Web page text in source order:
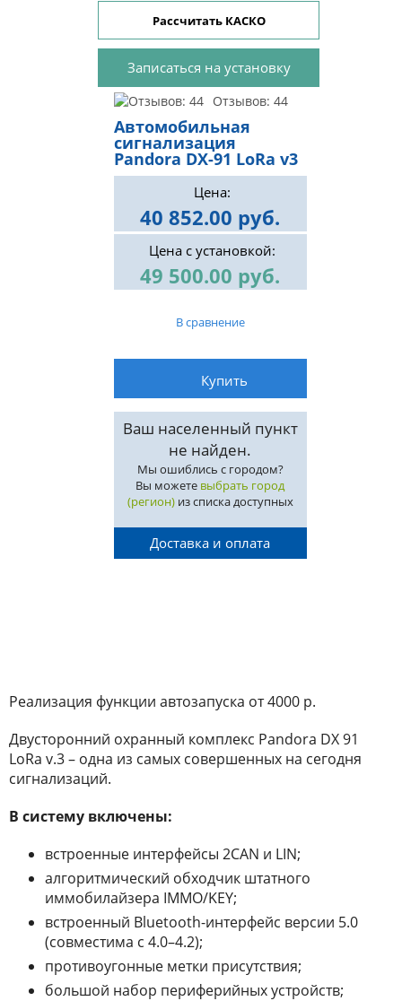
Рассчитать КАСКО
Отзывов: 44
Автомобильная
сигнализация
Pandora DX-91 LoRa v3
Цена:
40 852.00 руб.
Цена с установкой:
49 500.00 руб.
В сравнение
Ваш населенный пункт
не найден.
Мы ошиблись с городом?
Вы можете выбрать город
(регион)из списка доступных
Доставка и оплата
Реализация функции автозапуска от 4000 р.
Двусторонний охранный комплекс Pandora DX 91
LoRa v.3 – одна из самых совершенных на сегодня
сигнализаций.
В систему включены:
встроенные интерфейсы 2CAN и LIN;
алгоритмический обходчик штатного
иммобилайзера IMMO/KEY;
встроенный Bluetooth-интерфейс версии 5.0
(совместима с 4.0–4.2);
противоугонные метки присутствия;
большой набор периферийных устройств;